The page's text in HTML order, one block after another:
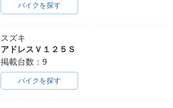
バイクを探す
スズキ
アドレスＶ１２５Ｓ
掲載台数：9
バイクを探す